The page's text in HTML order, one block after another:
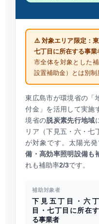
⚠️ 対象エリア限定：
七丁目に所在する事業
市全体を対象とした
設置補助金）とは別制
東広島市が環境省の「
付金」を活用して実施
境省の脱炭素先行地域
リア（下見五・六・七
が対象です。太陽光発
備・高効率照明設備も
れも補助率2/3です。
補助対象者
下見五丁目・六丁
目・七丁目に所在す
る事業者